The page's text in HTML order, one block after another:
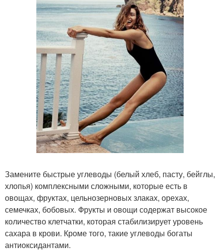
Замените быстрые углеводы (белый хлеб, пасту, бейглы,
хлопья) комплексными сложными, которые есть в
овощах, фруктах, цельнозерновых злаках, орехах,
семечках, бобовых. Фрукты и овощи содержат высокое
количество клетчатки, которая стабилизирует уровень
сахара в крови. Кроме того, такие углеводы богаты
антиоксидантами.